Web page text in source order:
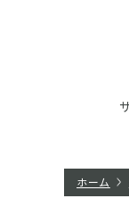
ホーム